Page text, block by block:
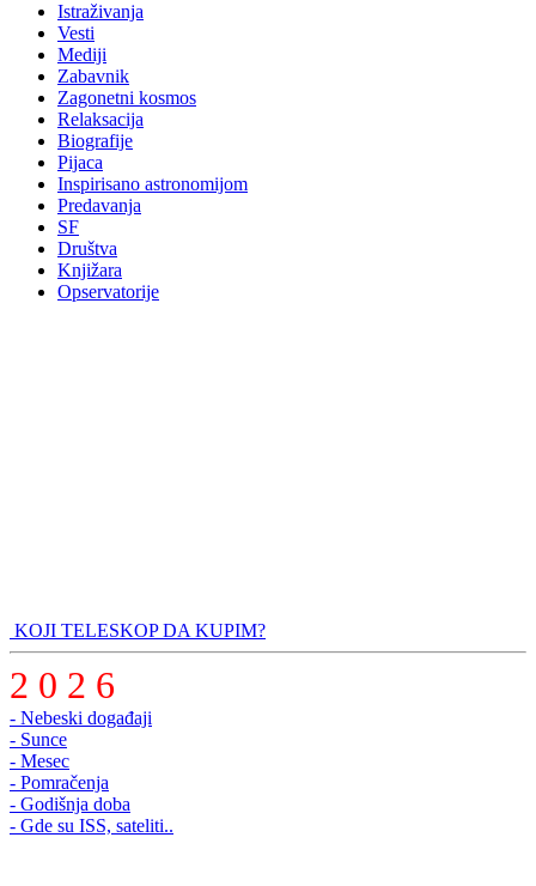
Istraživanja
Vesti
Mediji
Zabavnik
Zagonetni kosmos
Relaksacija
Biografije
Pijaca
Inspirisano astronomijom
Predavanja
SF
Društva
Knjižara
Opservatorije
KOJI TELESKOP DA KUPIM?
2 0 2 6
- Nebeski događaji
- Sunce
- Mesec
- Pomračenja
- Godišnja doba
- Gde su ISS, sateliti..